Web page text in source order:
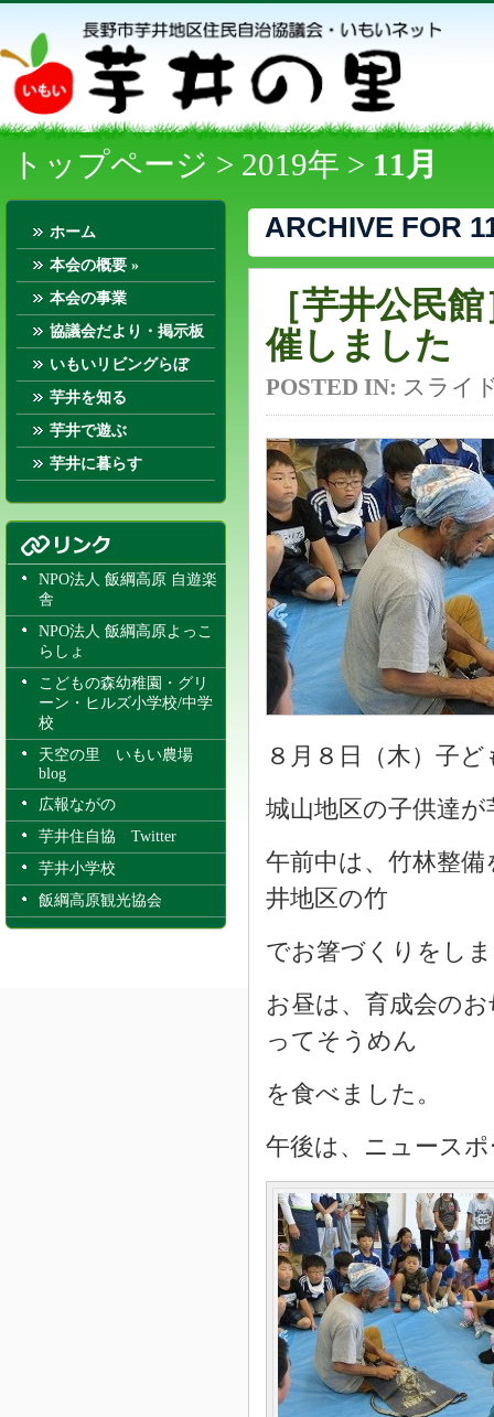
トップページ > 2019年 > 11月
ホーム
本会の概要 »
本会の事業
協議会だより・掲示板
いもいリビングらぼ
芋井を知る
芋井で遊ぶ
芋井に暮らす
NPO法人 飯綱高原 自遊楽
舎
NPO法人 飯綱高原よっこ
らしょ
こどもの森幼稚園・グリ
ーン・ヒルズ小学校/中学
校
天空の里 いもい農場
blog
広報ながの
芋井住自協 Twitter
芋井小学校
飯綱高原観光協会
ARCHIVE FOR
［芋井公民
催しました
POSTED IN: スライ
８月８日（木）子
城山地区の子供達
午前中は、竹林整
井地区の竹
でお箸づくりをし
お昼は、育成会の
ってそうめん
を食べました。
午後は、ニュース